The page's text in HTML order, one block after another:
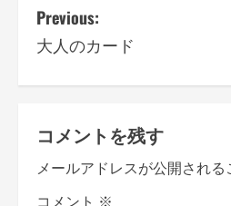
P
o
s
t
n
Previous:
大人のカード
コメントを残す
メールアドレスが公開される
コメント ※